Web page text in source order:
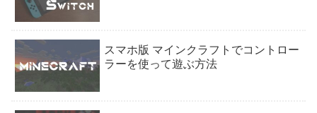
スマホ版 マインクラフトでコントロー
ラーを使って遊ぶ方法